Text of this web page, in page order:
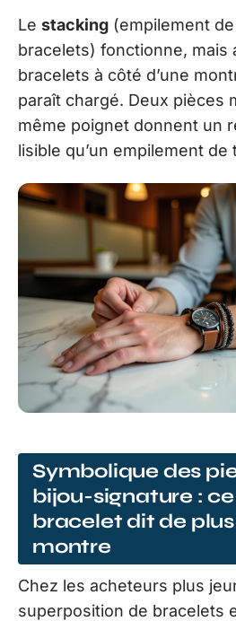
Le stacking (empilement
bracelets) fonctionne, mais
bracelets à côté d’une
paraît chargé. Deux pièces
même poignet donnent un
lisible qu’un empilement
Symbolique des
bijou-signature :
bracelet dit de
montre
Chez les acheteurs plus
superposition de bracelets